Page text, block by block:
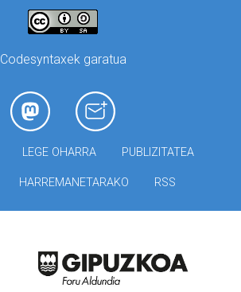
Codesyntaxek garatua
LEGE OHARRA PUBLIZITATEA
HARREMANETARAKO RSS